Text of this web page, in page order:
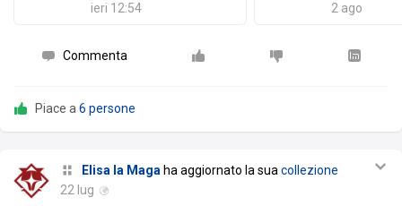
ieri 12:54
2 ago
Commenta
Piace a 6 persone
Elisa la Maga ha aggiornato la sua collezione
22 lug